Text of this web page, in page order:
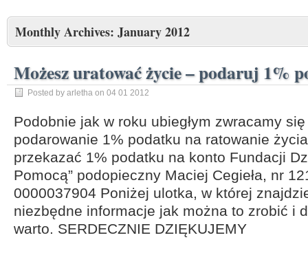
Monthly Archives: January 2012
Możesz uratować życie – podaruj 1%
Posted by arletha on 04 01 2012
Podobnie jak w roku ubiegłym zwracamy
podarowanie 1% podatku na ratowanie
przekazać 1% podatku na konto Fundacji
Pomocą” podopieczny Maciej Cegieła, nr
0000037904 Poniżej ulotka, w której
niezbędne informacje jak można to zrobić i
warto. SERDECZNIE DZIĘKUJEMY